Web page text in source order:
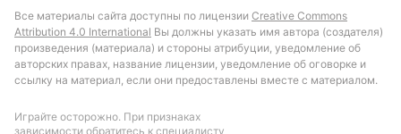
Автор
Дмитрий Разумец
Подписаться
Все материалы сайта доступны по лицензии Creative Commons
Attribution 4.0 International Вы должны указать имя автора (создателя)
произведения (материала) и стороны атрибуции, уведомление об
авторских правах, название лицензии, уведомление об оговорке и
ссылку на материал, если они предоставлены вместе с материалом.
Играйте осторожно. При признаках
зависимости обратитесь к специалисту